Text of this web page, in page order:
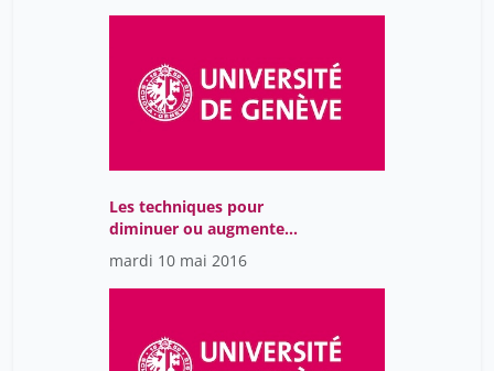
Les techniques pour
diminuer ou augmenter
les résultats d'une
recherche documentaire
mardi 10 mai 2016